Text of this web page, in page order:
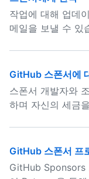
작업에 대해 업데
메일을 보낼 수 있
GitHub 스폰서에
스폰서 개발자와
하며 자신의 세금
GitHub 스폰서 프
GitHub Sponsors